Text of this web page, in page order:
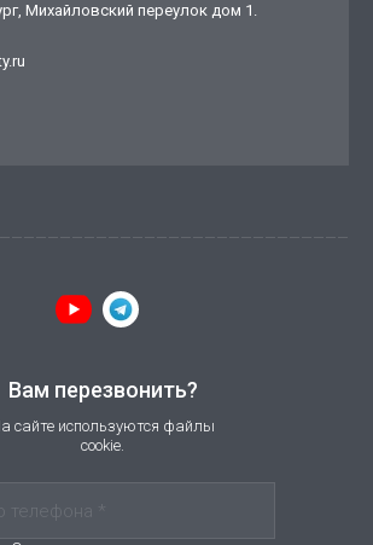
Михайловский переулок дом 1.
Вам перезвонить?
сайте используются файлы
cookie.